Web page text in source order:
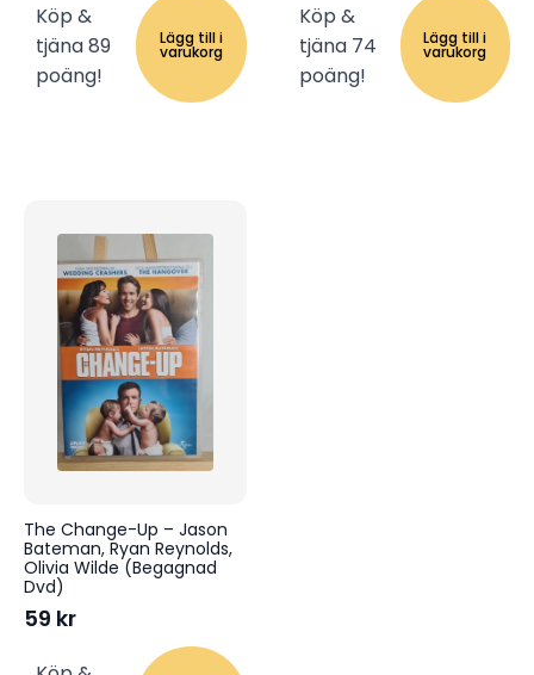
Köp &
tjäna 89
poäng!
Lägg till i
varukorg
Köp &
tjäna 74
poäng!
Lägg till i
varukorg
The Change-Up – Jason
Bateman, Ryan Reynolds,
Olivia Wilde (Begagnad
Dvd)
59 kr